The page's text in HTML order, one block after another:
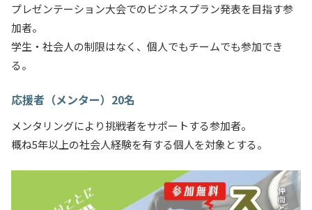
プレゼンテーション大会でのビジネスプラン発表を目指す参
加者。
学生・社会人の制限はなく、個人でもチームでも参加でき
る。
応援者（メンター）20名
メンタリングにより挑戦者をサポートする参加者。
概ね5年以上の社会人経験を有する個人を対象とする。